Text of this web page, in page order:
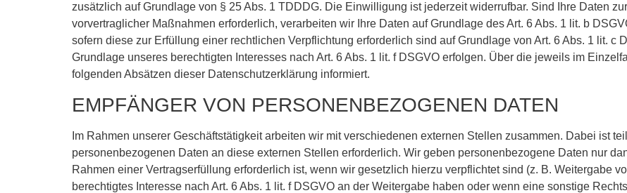
zusätzlich auf Grundlage von § 25 Abs. 1 TDDDG. Die Einwilligung ist jederzeit widerrufbar. Sind Ihre Daten
vorvertraglicher Maßnahmen erforderlich, verarbeiten wir Ihre Daten auf Grundlage des Art. 6 Abs. 1 lit. b
sofern diese zur Erfüllung einer rechtlichen Verpflichtung erforderlich sind auf Grundlage von Art. 6 Abs. 1 lit. c
Grundlage unseres berechtigten Interesses nach Art. 6 Abs. 1 lit. f DSGVO erfolgen. Über die jeweils im
folgenden Absätzen dieser Datenschutzerklärung informiert.
EMPFÄNGER VON PERSONENBEZOGENEN DATEN
Im Rahmen unserer Geschäftstätigkeit arbeiten wir mit verschiedenen externen Stellen zusammen. Dabei ist
personenbezogenen Daten an diese externen Stellen erforderlich. Wir geben personenbezogene Daten nur
Rahmen einer Vertragserfüllung erforderlich ist, wenn wir gesetzlich hierzu verpflichtet sind (z. B. Weitergabe
berechtigtes Interesse nach Art. 6 Abs. 1 lit. f DSGVO an der Weitergabe haben oder wenn eine sonstige